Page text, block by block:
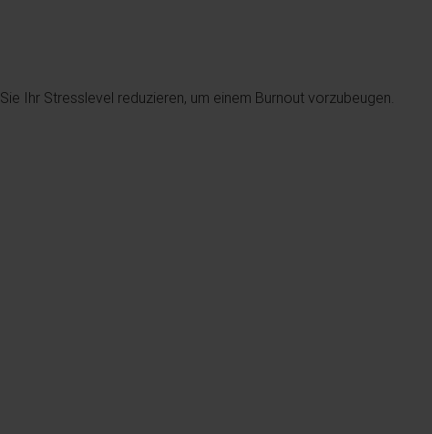
Ihr Stresslevel reduzieren, um einem Burnout vorzubeugen.